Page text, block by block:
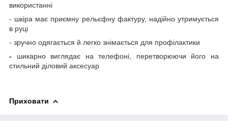
використанні
- шкіра має приємну рельєфну фактуру, надійно утримується
в руці
- зручно одягається й легко знімається для профілактики
- шикарно виглядає на телефоні, перетворюючи його на
стильний діловий аксесуар
Приховати